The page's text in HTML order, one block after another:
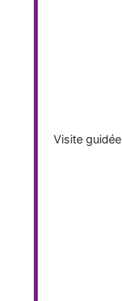
Visite guidée